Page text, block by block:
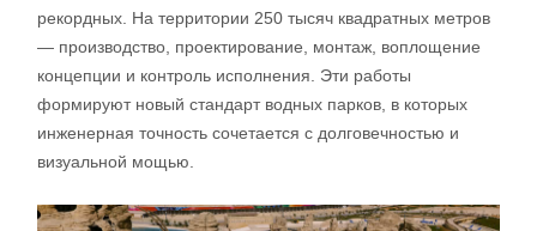
рекордных. На территории 250 тысяч квадратных метров
— производство, проектирование, монтаж, воплощение
концепции и контроль исполнения. Эти работы
формируют новый стандарт водных парков, в которых
инженерная точность сочетается с долговечностью и
визуальной мощью.